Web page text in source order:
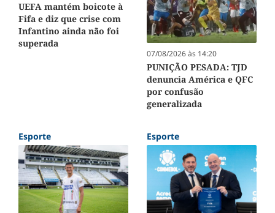
UEFA mantém boicote à
Fifa e diz que crise com
Infantino ainda não foi
superada
07/08/2026 às 14:20
PUNIÇÃO PESADA: TJD
denuncia América e QFC
por confusão
generalizada
Esporte Esporte